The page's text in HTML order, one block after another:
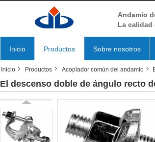
Andamio
La calidad
Inicio Productos Sobre nosotros
Inicio Productos Acoplador común del andamio
El descenso doble de ángulo recto